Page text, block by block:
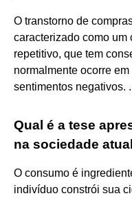
O transtorno de
caracterizado como um
repetitivo, que tem
normalmente ocorre
sentimentos negativos.
Qual é a tese
na sociedade
O consumo é
indivíduo constrói sua